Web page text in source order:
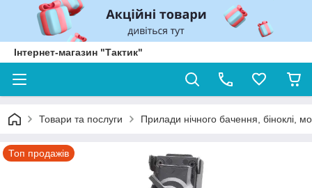
Інтернет-магазин "Тактик"
Товари та послуги Прилади нічного бачення, біноклі,
Топ продажів